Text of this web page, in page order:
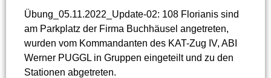
Übung_05.11.2022_Update-02: 108 Florianis sind
am Parkplatz der Firma Buchhäusel angetreten,
wurden vom Kommandanten des KAT-Zug IV, ABI
Werner PUGGL in Gruppen eingeteilt und zu den
Stationen abgetreten.